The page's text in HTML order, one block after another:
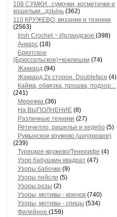
108 СУМКИ...сумочки, косметички и
кошельки...дзЫнь (362)
110 КРУЖЕВО, вязание и техники
(2563)
Irish Crochet ~ Ирландское (398)
Анкарс (18)
Брюггское
(Брюссельское)+коклюшки (74)
Жаккард (94)
Жаккард 2х сторон. Doubleface (4)
Кайма, обвязка, прошва, подзор...
(241)
Мережка (36)
На ВЫПОЛНЕНИЕ (8)
Различные техники (27)
Ретичелло, ришелье и хедебо (5)
Румынское кружево (шнурковое)
(239)
Турецкое кружево/Тенерифе (4)
Узор бабушкин квадрат (47)
Узоры бабочки (9)
Узоры пейсли (5)
Узоры розы (2)
Узоры, мотивы - крючок (740)
Узоры, мотивы - спицы (534)
Филейное (159)